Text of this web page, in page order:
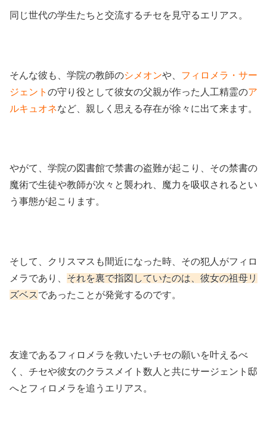
同じ世代の学生たちと交流するチセを見守るエリアス。
そんな彼も、学院の教師のシメオンや、 フィロメラ・サー
ジェント の守り役として彼女の父親が作った人工精霊のア
ルキュオネなど、親しく思える存在が徐々に出て来ます。
やがて、学院の図書館で禁書の盗難が起こり、その禁書の
魔術で生徒や教師が次々と襲われ、魔力を吸収されるとい
う事態が起こります。
そして、クリスマスも間近になった時、その犯人がフィロ
メラであり、 それを裏で指図していたのは、彼女の祖母リ
ズベスであったことが発覚するのです。
友達であるフィロメラを救いたいチセの願いを叶えるべ
く、チセや彼女のクラスメイト数人と共にサージェント邸
へとフィロメラを追うエリアス。